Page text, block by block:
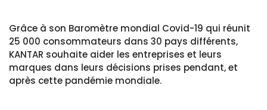
Grâce à son Baromètre mondial Covid-19 qui réunit
25 000 consommateurs dans 30 pays différents,
KANTAR souhaite aider les entreprises et leurs
marques dans leurs décisions prises pendant, et
après cette pandémie mondiale.